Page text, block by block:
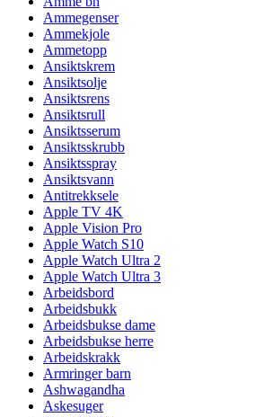
Ammegenser
Ammekjole
Ammetopp
Ansiktskrem
Ansiktsolje
Ansiktsrens
Ansiktsrull
Ansiktsserum
Ansiktsskrubb
Ansiktsspray
Ansiktsvann
Antitrekksele
Apple TV 4K
Apple Vision Pro
Apple Watch S10
Apple Watch Ultra 2
Apple Watch Ultra 3
Arbeidsbord
Arbeidsbukk
Arbeidsbukse dame
Arbeidsbukse herre
Arbeidskrakk
Armringer barn
Ashwagandha
Askesuger